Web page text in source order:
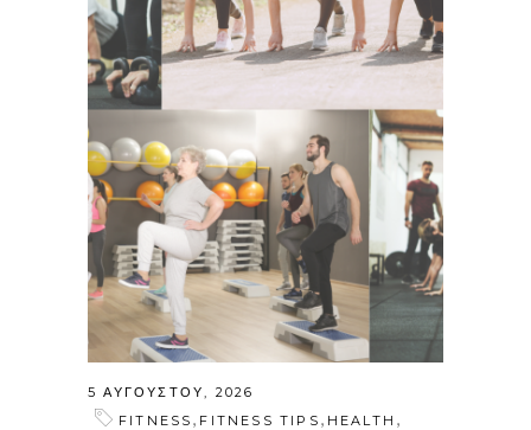
5 ΑΥΓΟΎΣΤΟΥ, 2026
FITNESS , FITNESS TIPS , HEALTH ,